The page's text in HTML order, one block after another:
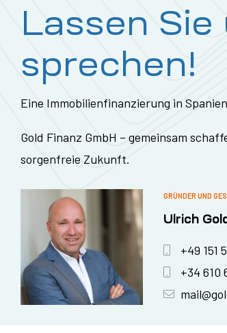
Lassen Sie
sprechen!
Eine Immobilienfinanzierung in
Gold Finanz GmbH – gemeinsam
sorgenfreie Zukunft.
GRÜNDER UND
Ulrich
+49 151
+34 610